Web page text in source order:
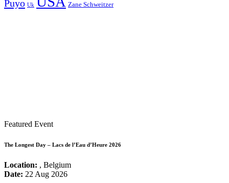
Puyo Uk Zane Schweitzer
Featured Event
The Longest Day – Lacs de l’Eau d’Heure 2026
Location: , Belgium
Date: 22 Aug 2026